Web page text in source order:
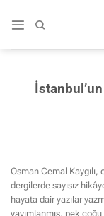
atla
Osman Cemal
dergilerde sayısız
hayata dair yazılar
yayımlanmış, pek